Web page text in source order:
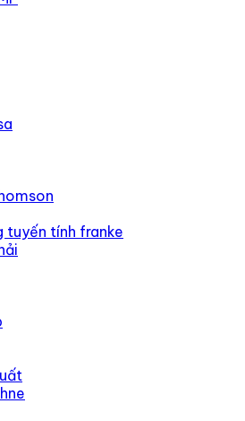
tuyến tính franke